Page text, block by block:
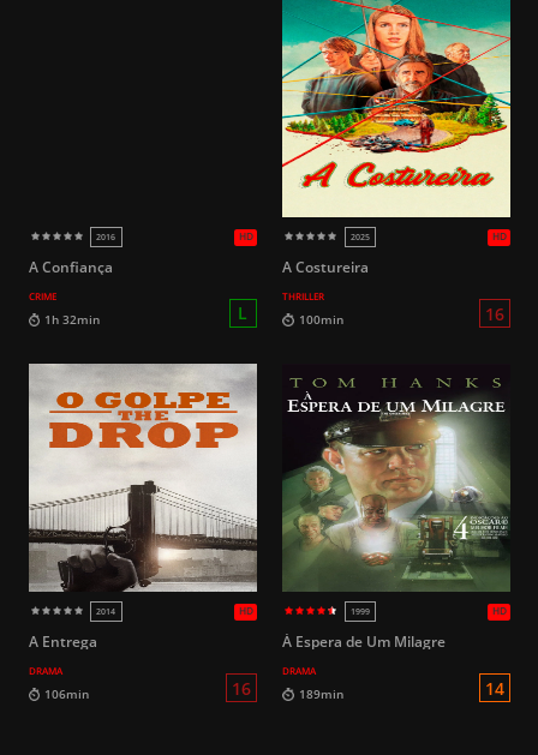
HD
A Confiança
CRIME
A Costureira
THRILLER
A Entrega
DRAMA
À Espera de Um Milagre
DRAMA